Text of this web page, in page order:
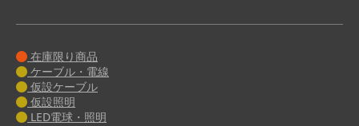
在庫限り商品
ケーブル・電線
仮設ケーブル
仮設照明
LED電球・照明